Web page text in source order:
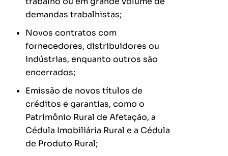
demandas trabalhistas;
Novos contratos com
fornecedores, distribuidores ou
indústrias, enquanto outros são
encerrados;
Emissão de novos títulos de
créditos e garantias, como o
Patrimônio Rural de Afetação, a
Cédula Imobiliária Rural e a Cédula
de Produto Rural;